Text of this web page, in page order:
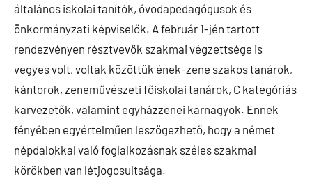
általános iskolai tanítók, óvodapedagógusok és
önkormányzati képviselők. A február 1-jén tartott
rendezvényen résztvevők szakmai végzettsége is
vegyes volt, voltak közöttük ének-zene szakos tanárok,
kántorok, zeneművészeti főiskolai tanárok, C kategóriás
karvezetők, valamint egyházzenei karnagyok. Ennek
fényében egyértelműen leszögezhető, hogy a német
népdalokkal való foglalkozásnak széles szakmai
körökben van létjogosultsága.